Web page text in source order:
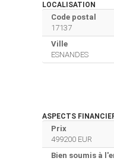
LOCALISATION
Code postal
17137
Ville
ESNANDES
ASPECTS
Prix
499200 EUR
Bien soumis à